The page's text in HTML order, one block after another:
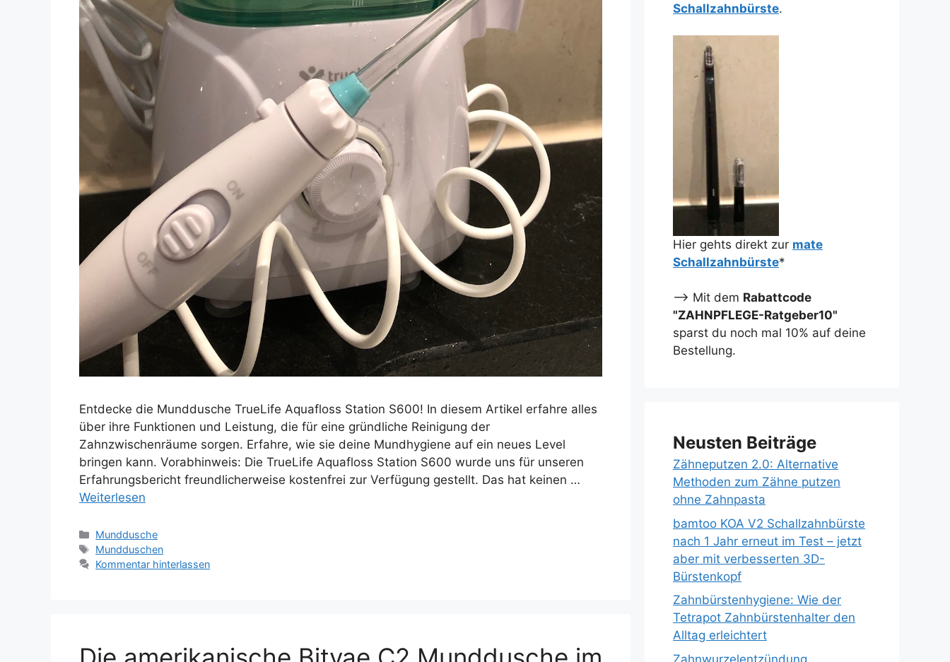
Entdecke die Munddusche TrueLife Aquafloss Station S600! In diesem Artikel erfahre alles
über ihre Funktionen und Leistung, die für eine gründliche Reinigung der
Zahnzwischenräume sorgen. Erfahre, wie sie deine Mundhygiene auf ein neues Level
bringen kann. Vorabhinweis: Die TrueLife Aquafloss Station S600 wurde uns für unseren
Erfahrungsbericht freundlicherweise kostenfrei zur Verfügung gestellt. Das hat keinen …
Weiterlesen
Kategorien
Munddusche
Schlagwörter
Mundduschen
Kommentar hinterlassen
Schallzahnbürste.
Hier gehts direkt zur mate
Schallzahnbürste*
--> Mit dem Rabattcode
"ZAHNPFLEGE-Ratgeber10"
sparst du noch mal 10% auf deine
Bestellung.
Neusten Beiträge
Zähneputzen 2.0: Alternative
Methoden zum Zähne putzen
ohne Zahnpasta
bamtoo KOA V2 Schallzahnbürste
nach 1 Jahr erneut im Test – jetzt
aber mit verbesserten 3D-
Bürstenkopf
Zahnbürstenhygiene: Wie der
Tetrapot Zahnbürstenhalter den
Alltag erleichtert
Zahnwurzelentzündung